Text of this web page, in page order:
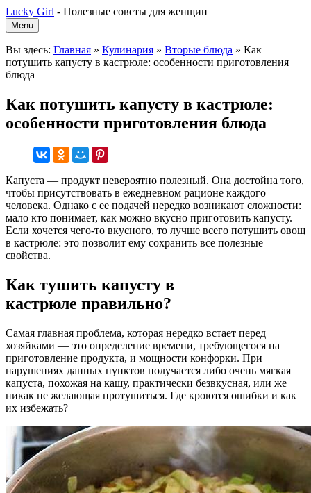
Lucky Girl - Полезные советы для женщин
Menu
Вы здесь: Главная » Кулинария » Вторые блюда » Как
потушить капусту в кастрюле: особенности приготовления
блюда
Как потушить капусту в кастрюле:
особенности приготовления блюда
Капуста — продукт невероятно полезный. Она достойна того,
чтобы присутствовать в ежедневном рационе каждого
человека. Однако с ее подачей нередко возникают сложности:
мало кто понимает, как можно вкусно приготовить капусту.
Если хочется чего-то вкусного, то лучше всего потушить овощ
в кастрюле: это позволит ему сохранить все полезные
свойства.
Как тушить капусту в
кастрюле правильно?
Самая главная проблема, которая нередко встает перед
хозяйками — это определение времени, требующегося на
приготовление продукта, и мощности конфорки. При
нарушениях данных пунктов получается либо очень мягкая
капуста, похожая на кашу, практически безвкусная, или же
никак не желающая протушиться. Где кроются ошибки и как
их избежать?